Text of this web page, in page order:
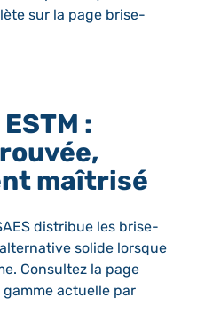
sur la page brise-
:
maîtrisé
distribue les brise-
solide lorsque
Consultez la page
actuelle par